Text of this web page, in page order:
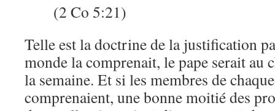
(2 Co 5:21)
Telle est la doctrine de la justification
monde la comprenait, le pape serait au
la semaine. Et si les membres de
comprenaient, une bonne moitié des